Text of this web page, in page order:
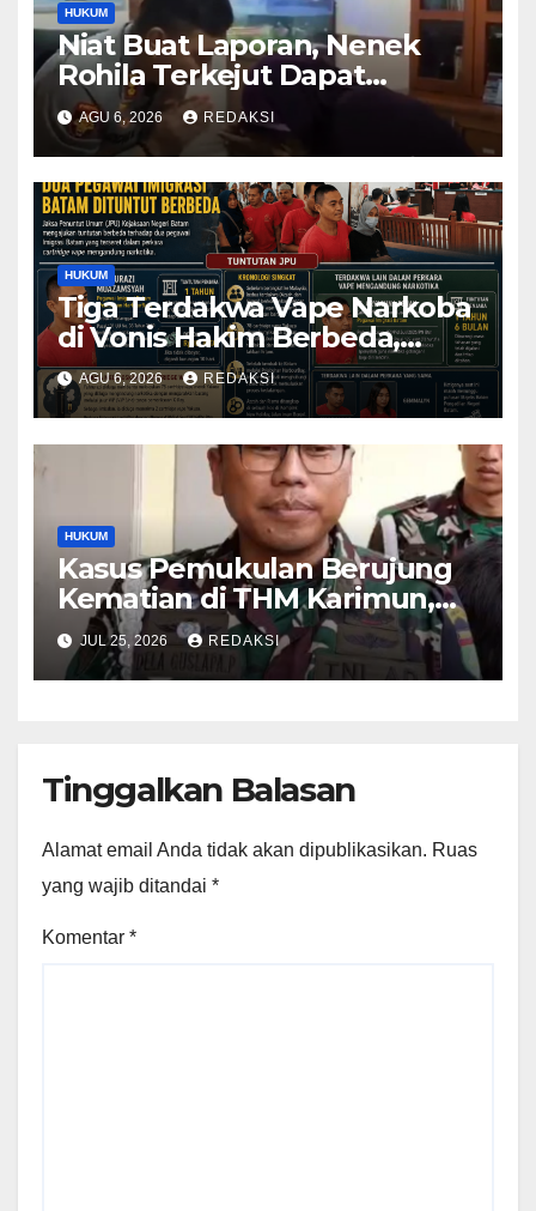
HUKUM
Niat Buat Laporan, Nenek
Rohila Terkejut Dapat
Bantuan dari Kabid Propam
Kombes Pol Eddwi
AGU 6, 2026 REDAKSI
HUKUM
Tiga Terdakwa Vape Narkoba
di Vonis Hakim Berbeda,
Oknum Pegawai Imigrasi
Batam Paling Ringan
AGU 6, 2026 REDAKSI
HUKUM
Kasus Pemukulan Berujung
Kematian di THM Karimun,
Oknum Perwira TNI Resmi
Jadi Tersangka
JUL 25, 2026 REDAKSI
Tinggalkan Balasan
Alamat email Anda tidak akan dipublikasikan. Ruas
yang wajib ditandai *
Komentar *